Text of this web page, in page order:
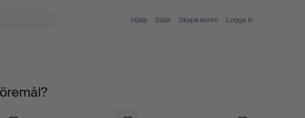
Hjälp Sälja Skapa konto Logga in